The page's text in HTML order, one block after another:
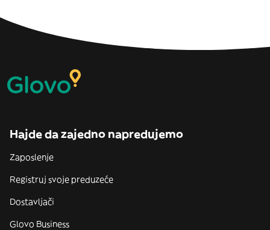
Hajde da zajedno napredujemo
Zaposlenje
Registruj svoje preduzeće
Dostavljači
Glovo Business